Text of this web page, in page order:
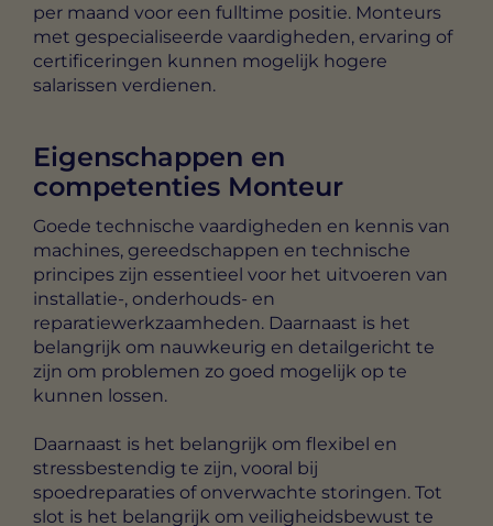
per maand voor een fulltime positie. Monteurs
met gespecialiseerde vaardigheden, ervaring of
certificeringen kunnen mogelijk hogere
salarissen verdienen.
Eigenschappen en
competenties Monteur
Goede technische vaardigheden en kennis van
machines, gereedschappen en technische
principes zijn essentieel voor het uitvoeren van
installatie-, onderhouds- en
reparatiewerkzaamheden. Daarnaast is het
belangrijk om nauwkeurig en detailgericht te
zijn om problemen zo goed mogelijk op te
kunnen lossen.
Daarnaast is het belangrijk om flexibel en
stressbestendig te zijn, vooral bij
spoedreparaties of onverwachte storingen. Tot
slot is het belangrijk om veiligheidsbewust te